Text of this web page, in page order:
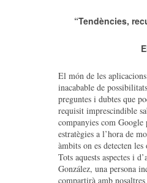
“Tendències,
El món de les
inacabable de
preguntes i dubtes que
requisit imprescindible
companyies com Google
estratègies a l’hora de
àmbits on es detecten
Tots aquests aspectes i
González, una persona
compartirà amb